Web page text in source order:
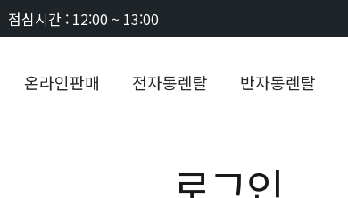
점심시간 : 12:00 ~ 13:00
온라인판매 전자동렌탈 반자동렌탈